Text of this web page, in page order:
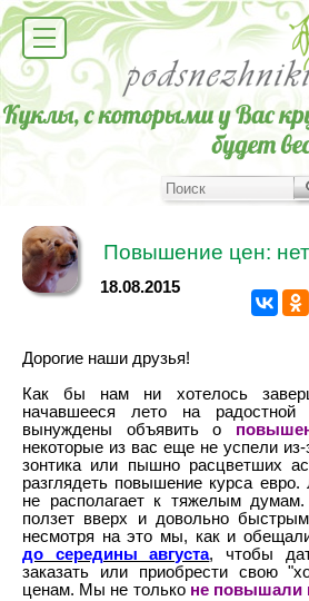
Повышение цен:
18.08.2015
Дорогие наши друзья!
Как бы нам ни хотелось
начавшееся лето на
вынуждены объявить о
некоторые из вас еще не успели
зонтика или пышно расцветших
разглядеть повышение курса
не располагает к тяжелым
ползет вверх и довольно
несмотря на это мы, как и
до середины августа, чтобы
заказать или приобрести свою
ценам. Мы не только не повышали